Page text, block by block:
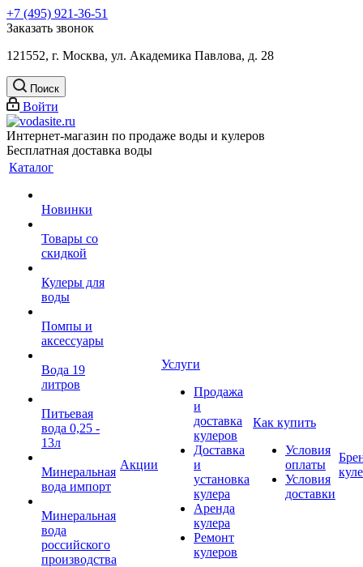
+7 (495) 921-36-51
Заказать звонок
121552, г. Москва, ул. Академика Павлова, д. 28
Поиск
Войти
Интернет-магазин по продаже воды и кулеров
Бесплатная доставка воды
Каталог
Новинки
Товары со
скидкой
Кулеры для
воды
Помпы и
аксессуары
Вода 19
литров
Питьевая
вода 0,25 -
13л
Минеральная
вода импорт
Минеральная
вода
российского
производства
Акции
Услуги
Продажа
и
доставка
кулеров
Доставка
и
установка
кулера
Аренда
кулера
Ремонт
кулеров
Как купить
Условия
оплаты
Условия
доставки